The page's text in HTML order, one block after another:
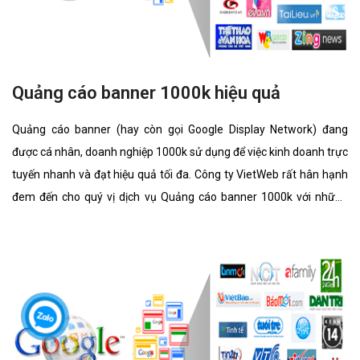
Quảng cáo banner 1000k hiệu quả
Quảng cáo banner (hay còn gọi Google Display Network) đang
được cá nhân, doanh nghiệp 1000k sử dụng để việc kinh doanh trực
tuyến nhanh và đạt hiệu quả tối đa. Công ty VietWeb rất hân hạnh
đem đến cho quý vị dịch vụ Quảng cáo banner 1000k với những